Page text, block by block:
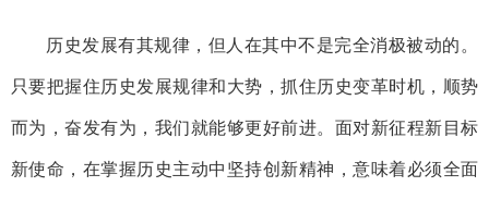
历史发展有其规律，但人在其中不是完全消极被动的。
只要把握住历史发展规律和大势，抓住历史变革时机，顺势
而为，奋发有为，我们就能够更好前进。面对新征程新目标
新使命，在掌握历史主动中坚持创新精神，意味着必须全面